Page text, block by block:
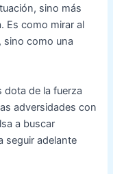
sino más
Es como mirar al
sino como una
de la fuerza
adversidades con
a buscar
seguir adelante